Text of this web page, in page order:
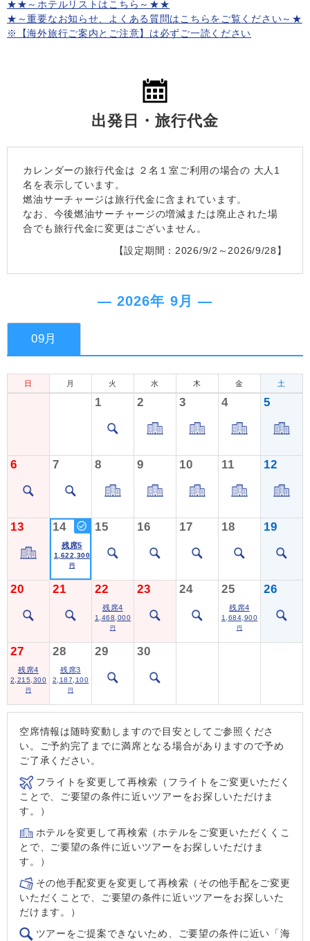
★★～ホテルリストはこちら～★★
★～重要なお知らせ、よくある質問はこちらをご覧ください～★
※【海外旅行ご案内とご注意】は必ずご一読ください
出発日・旅行代金
カレンダーの旅行代金は ２名１室 ご利用の場合の 大人1
名を表示しています。
燃油サーチャージは旅行代金に含まれています。
なお、今後燃油サーチャージの増減または廃止された場
合でも旅行代金に変更はございません。
【設定期間：2026/9/2～2026/9/28】
― 2026年 9月 ―
09月
日 月 火 水 木 金 土
1 2 3 4 5
6 7 8 9 10 11 12
13 14
残席5
1,622,300
円
15 16 17 18 19
20 21 22
残席4
1,468,000
円
23 24 25
残席4
1,684,900
円
26
27
残席4
2,215,300
円
28
残席3
2,187,100
円
29 30
空席情報は随時変動しますので目安としてご参照くださ
い。ご予約完了までに満席となる場合がありますので予め
ご了承ください。
フライトを変更して再検索（フライトをご変更いただく
ことで、ご要望の条件に近いツアーをお探しいただけま
す。）
ホテルを変更して再検索（ホテルをご変更いただくくこ
とで、ご要望の条件に近いツアーをお探しいただけま
す。）
その他手配変更を変更して再検索（その他手配をご変更
いただくことで、ご要望の条件に近いツアーをお探しいた
だけます。）
ツアーをご提案できないため、ご要望の条件に近い「海